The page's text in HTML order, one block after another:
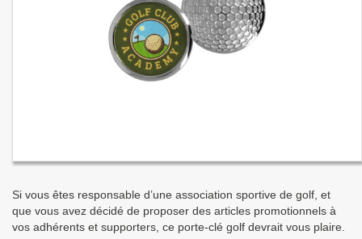
Si vous êtes responsable d’une association sportive de golf, et
que vous avez décidé de proposer des articles promotionnels à
vos adhérents et supporters, ce porte-clé golf devrait vous plaire.